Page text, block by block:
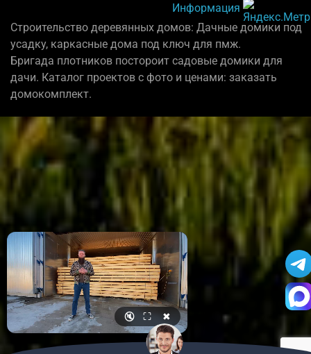
Информация
Строительство деревянных домов: Дачные домики под
усадку, каркасные дома под ключ для пмж.
Бригада плотников постороит садовые домики для
дачи. Каталог проектов с фото и ценами: заказать
домокомплект.
🔇 ⛶ ✖